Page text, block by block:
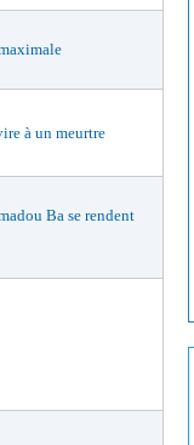
à un meurtre
Ba se rendent